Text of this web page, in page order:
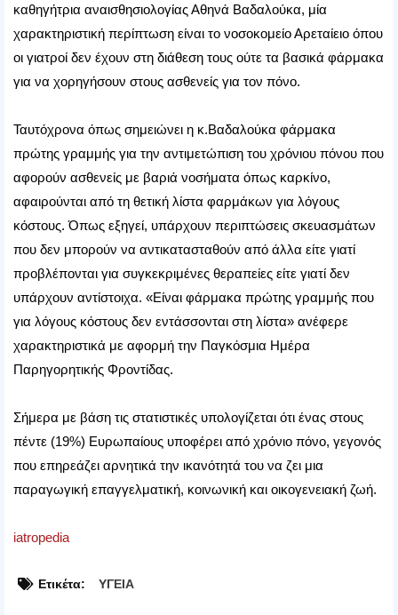
καθηγήτρια αναισθησιολογίας Αθηνά Βαδαλούκα, μία
χαρακτηριστική περίπτωση είναι το νοσοκομείο Αρεταίειο όπου
οι γιατροί δεν έχουν στη διάθεση τους ούτε τα βασικά φάρμακα
για να χορηγήσουν στους ασθενείς για τον πόνο.
Ταυτόχρονα όπως σημειώνει η κ.Βαδαλούκα φάρμακα
πρώτης γραμμής για την αντιμετώπιση του χρόνιου πόνου που
αφορούν ασθενείς με βαριά νοσήματα όπως καρκίνο,
αφαιρούνται από τη θετική λίστα φαρμάκων για λόγους
κόστους. Όπως εξηγεί, υπάρχουν περιπτώσεις σκευασμάτων
που δεν μπορούν να αντικατασταθούν από άλλα είτε γιατί
προβλέπονται για συγκεκριμένες θεραπείες είτε γιατί δεν
υπάρχουν αντίστοιχα. «Είναι φάρμακα πρώτης γραμμής που
για λόγους κόστους δεν εντάσσονται στη λίστα» ανέφερε
χαρακτηριστικά με αφορμή την Παγκόσμια Ημέρα
Παρηγορητικής Φροντίδας.
Σήμερα με βάση τις στατιστικές υπολογίζεται ότι ένας στους
πέντε (19%) Ευρωπαίους υποφέρει από χρόνιο πόνο, γεγονός
που επηρεάζει αρνητικά την ικανότητά του να ζει μια
παραγωγική επαγγελματική, κοινωνική και οικογενειακή ζωή.
iatropedia
Ετικέτα: ΥΓΕΙΑ